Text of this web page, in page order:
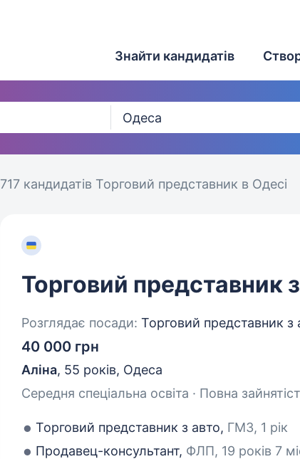
Знайти кандидатів
717 кандидатів Торговий представник в Одесі
Торговий представник
Розглядає посади: Торговий представник
40 000 грн
Аліна, 55 років, Одеса
Середня спеціальна освіта · Повна
Торговий представник з авто, ГМЗ, 1 рік
Продавец-консультант, ФЛП, 19 років 7